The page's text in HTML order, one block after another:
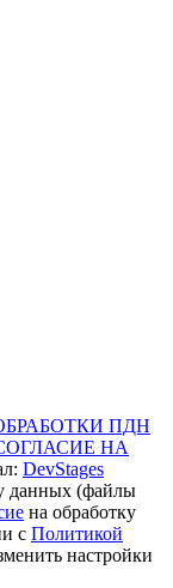
ПДН
НА
DevStages
данных (файлы
на обработку
с Политикой
настройки